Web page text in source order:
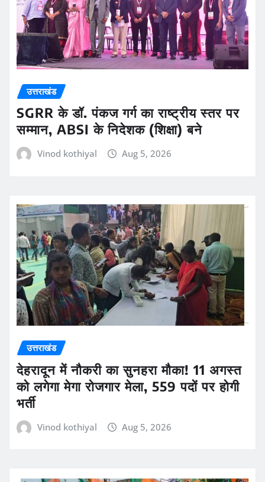
उत्तराखंड
SGRR के डॉ. पंकज गर्ग का राष्ट्रीय स्तर पर
सम्मान, ABSI के निदेशक (शिक्षा) बने
Vinod kothiyal Aug 5, 2026
उत्तराखंड
देहरादून में नौकरी का सुनहरा मौका! 11 अगस्त
को लगेगा मेगा रोजगार मेला, 559 पदों पर होगी
भर्ती
Vinod kothiyal Aug 5, 2026